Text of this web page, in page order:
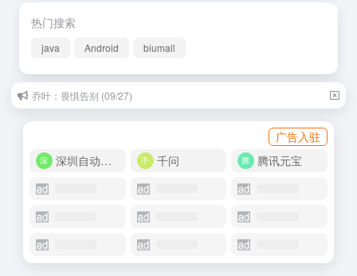
热门搜索
java Android biumall
乔叶：畏惧告别 (09/27)
广告入驻
深圳自动化商城
千问 腾讯元宝